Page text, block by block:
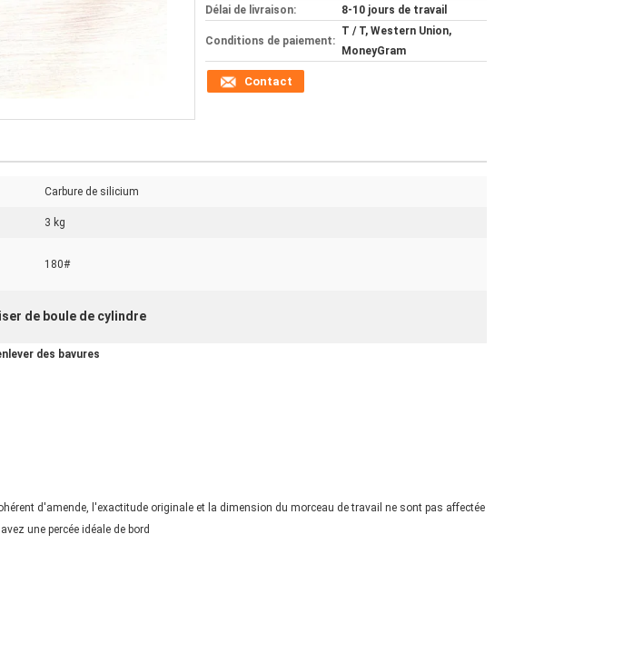
Délai de livraison:
8-10 jours de travail
Conditions de paiement:
T / T, Western Union,
MoneyGram
Contact
Carbure de silicium
3 kg
180#
de boule de cylindre
des bavures
d'amende, l'exactitude originale et la dimension du morceau de travail ne sont pas affectée
une percée idéale de bord